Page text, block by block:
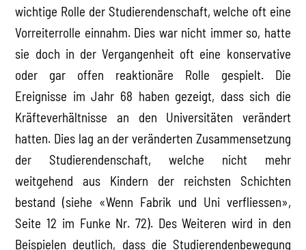
wichtige Rolle der Studierendenschaft, welche oft eine
Vorreiterrolle einnahm. Dies war nicht immer so, hatte
sie doch in der Vergangenheit oft eine konservative
oder gar offen reaktionäre Rolle gespielt. Die
Ereignisse im Jahr 68 haben gezeigt, dass sich die
Kräfteverhältnisse an den Universitäten verändert
hatten. Dies lag an der veränderten Zusammensetzung
der Studierendenschaft, welche nicht mehr
weitgehend aus Kindern der reichsten Schichten
bestand (siehe «Wenn Fabrik und Uni verfliessen»,
Seite 12 im Funke Nr. 72). Des Weiteren wird in den
Beispielen deutlich, dass die Studierendenbewegung